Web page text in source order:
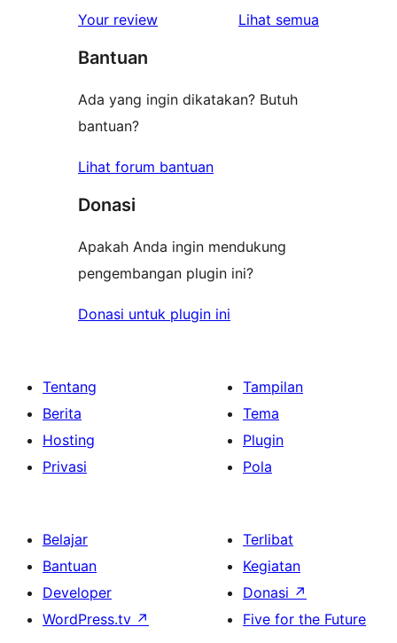
Your review Lihat semua
Bantuan
Ada yang ingin dikatakan? Butuh
bantuan?
Lihat forum bantuan
Donasi
Apakah Anda ingin mendukung
pengembangan plugin ini?
Donasi untuk plugin ini
Tentang
Berita
Hosting
Privasi
Tampilan
Tema
Plugin
Pola
Belajar
Bantuan
Developer
WordPress.tv ↗
Terlibat
Kegiatan
Donasi ↗
Five for the Future